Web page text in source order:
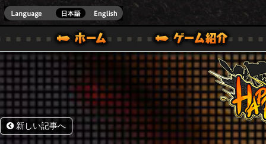
ONE VER.]
ガイド
ル｜HAPPY WARS(ハッピーウォーズ)公式サイト [ XBOX 360,XBOX ONE VER.]
サポート | HAPPY WARS(ハッピーウォーズ)公式サイ
新しい記事へ